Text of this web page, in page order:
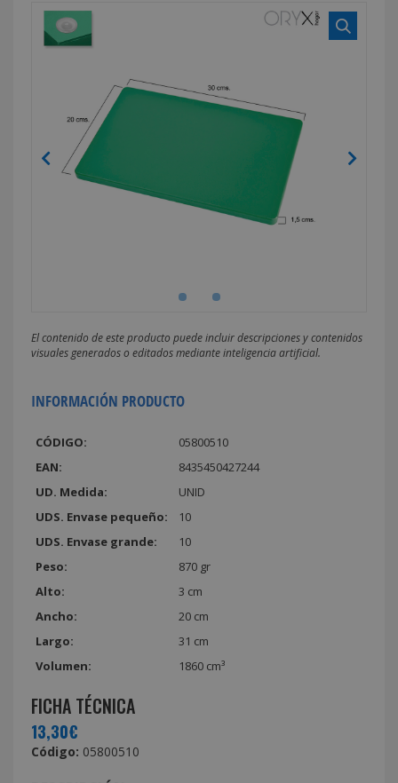
El contenido de este producto puede incluir descripciones y contenidos
visuales generados o editados mediante inteligencia artificial.
INFORMACIÓN PRODUCTO
CÓDIGO:
05800510
EAN:
8435450427244
UD. Medida:
UNID
UDS. Envase pequeño:
10
UDS. Envase grande:
10
Peso:
870 gr
Alto:
3 cm
Ancho:
20 cm
Largo:
31 cm
Volumen:
1860 cm³
FICHA TÉCNICA
13,30€
Código: 05800510